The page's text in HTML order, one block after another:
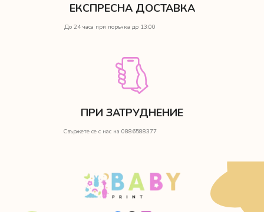
ЕКСПРЕСНА ДОСТАВКА
До 24 часа при поръчка до 13:00
ПРИ ЗАТРУДНЕНИЕ
Свържете се с нас на 0886588377